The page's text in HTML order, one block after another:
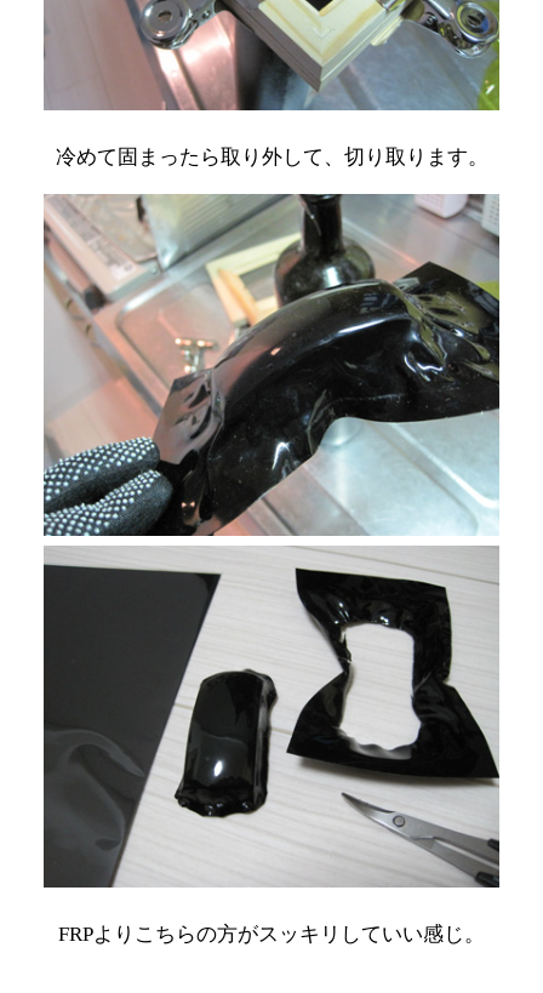
冷めて固まったら取り外して、切り取ります。
FRPよりこちらの方がスッキリしていい感じ。